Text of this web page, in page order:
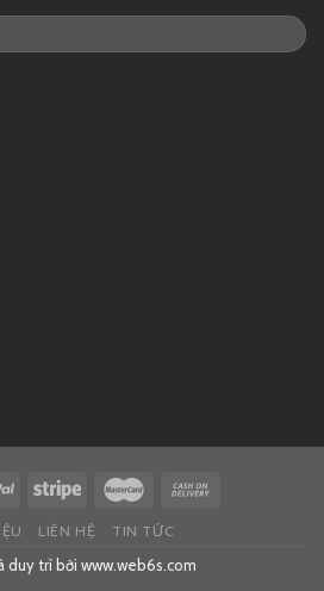
LIÊN HỆ TIN TỨC
duy trì bởi www.web6s.com